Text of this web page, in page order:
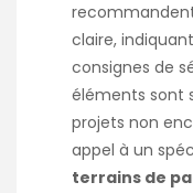
claire,
consignes de
éléments sont
projets non
appel à un
terrains de